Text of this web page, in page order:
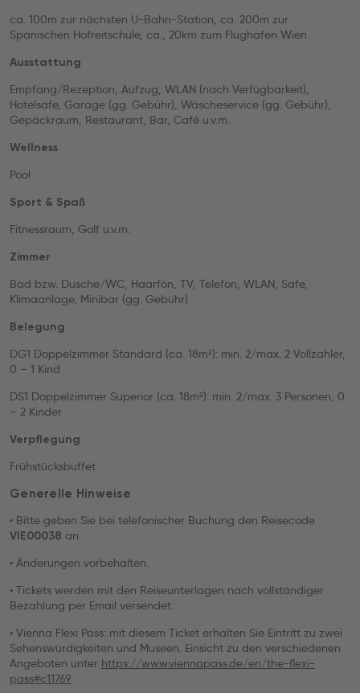
ca. 100m zur nächsten U-Bahn-Station, ca. 200m zur
Spanischen Hofreitschule, ca., 20km zum Flughafen Wien
Ausstattung
Empfang/Rezeption, Aufzug, WLAN (nach Verfügbarkeit),
Hotelsafe, Garage (gg. Gebühr), Wäscheservice (gg. Gebühr),
Gepäckraum, Restaurant, Bar, Café u.v.m.
Wellness
Pool
Sport & Spaß
Fitnessraum, Golf u.v.m.
Zimmer
Bad bzw. Dusche/WC, Haarfön, TV, Telefon, WLAN, Safe,
Klimaanlage, Minibar (gg. Gebühr)
Belegung
DG1 Doppelzimmer Standard (ca. 18m²): min. 2/max. 2 Vollzahler,
0 – 1 Kind
DS1 Doppelzimmer Superior (ca. 18m²): min. 2/max. 3 Personen, 0
– 2 Kinder
Verpflegung
Frühstücksbuffet
Generelle Hinweise
• Bitte geben Sie bei telefonischer Buchung den Reisecode
VIE00038 an.
• Änderungen vorbehalten.
• Tickets werden mit den Reiseunterlagen nach vollständiger
Bezahlung per Email versendet.
• Vienna Flexi Pass: mit diesem Ticket erhalten Sie Eintritt zu zwei
Sehenswürdigkeiten und Museen. Einsicht zu den verschiedenen
Angeboten unter https://www.viennapass.de/en/the-flexi-
pass#c11769